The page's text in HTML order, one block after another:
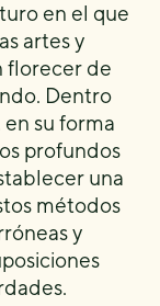
en el que
artes y
florecer de
Dentro
su forma
profundos
una
métodos
y